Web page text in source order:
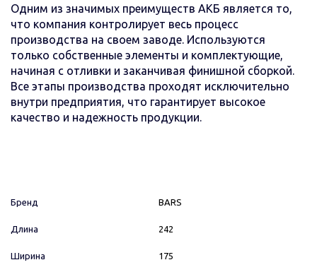
Одним из значимых преимуществ АКБ является то,
что компания контролирует весь процесс
производства на своем заводе. Используются
только собственные элементы и комплектующие,
начиная с отливки и заканчивая финишной сборкой.
Все этапы производства проходят исключительно
внутри предприятия, что гарантирует высокое
качество и надежность продукции.
Бренд BARS
Длина 242
Ширина 175